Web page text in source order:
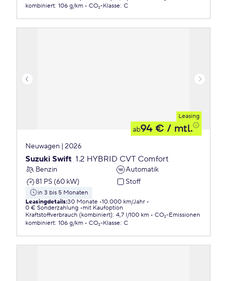
kombiniert: 106 g/km CO₂-Klasse: C
Leasing
ab94 € / mtl.
Neuwagen | 2026
Suzuki Swift 1.2 HYBRID CVT Comfort
Benzin
Automatik
81 PS (60 kW)
Stoff
in 3 bis 5 Monaten
Leasingdetails:30 Monate 10.000 km/Jahr
0 € Sonderzahlung
mit Kaufoption
Kraftstoffverbrauch (kombiniert): 4,7 l/100 km
CO₂-Emissionen
kombiniert: 106 g/km CO₂-Klasse: C